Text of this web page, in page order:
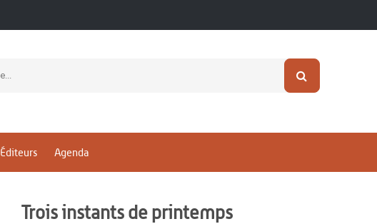
Éditeurs Agenda
Trois instants de printemps